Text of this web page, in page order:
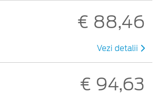
€ 88,46
Vezi detalii
€ 94,63